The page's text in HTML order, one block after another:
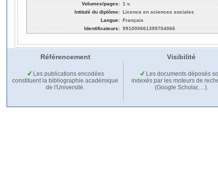
Volumes/pages: 1 v.
Intitulé du diplôme: Licence en sciences sociales
Langue: Français
Identificateurs: 991000661399704066
Référencement Visibilité
Les publications encodées
constituent la bibliographie académique
de l'Université.
Les documents déposés
indexés par les moteurs de
(Google Scholar,…).